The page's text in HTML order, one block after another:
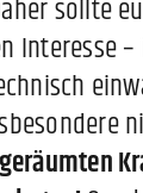
sollte
Interesse